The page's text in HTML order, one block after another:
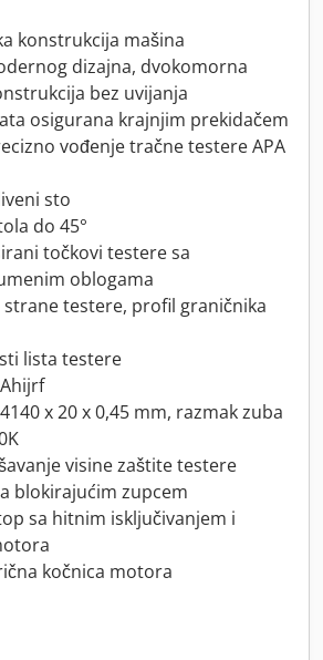
konstrukcija mašina
dizajna, dvokomorna
bez uvijanja
osigurana krajnjim prekidačem
vođenje tračne testere APA
sto
do 45°
točkovi testere sa
oblogama
strane testere, profil graničnika
lista testere
x 20 x 0,45 mm, razmak zuba
visine zaštite testere
blokirajućim zupcem
sa hitnim isključivanjem i
kočnica motora